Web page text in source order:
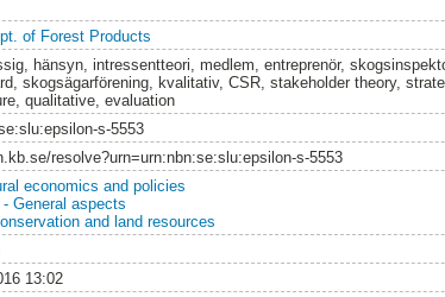
of Forest Products
hänsyn, intressentteori, medlem, entreprenör,
skogsägarförening, kvalitativ, CSR, stakeholder theory,
qualitative, evaluation
s-5553
resolve?urn=urn:nbn:se:slu:epsilon-s-5553
economics and policies
- General aspects
and land resources
13:02